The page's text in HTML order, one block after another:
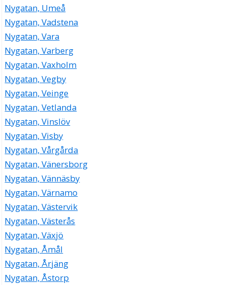
Nygatan, Umeå
Nygatan, Vadstena
Nygatan, Vara
Nygatan, Varberg
Nygatan, Vaxholm
Nygatan, Vegby
Nygatan, Veinge
Nygatan, Vetlanda
Nygatan, Vinslöv
Nygatan, Visby
Nygatan, Vårgårda
Nygatan, Vänersborg
Nygatan, Vännäsby
Nygatan, Värnamo
Nygatan, Västervik
Nygatan, Västerås
Nygatan, Växjö
Nygatan, Åmål
Nygatan, Årjäng
Nygatan, Åstorp